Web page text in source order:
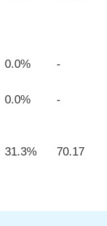
0.0% -
0.0% -
31.3% 70.17